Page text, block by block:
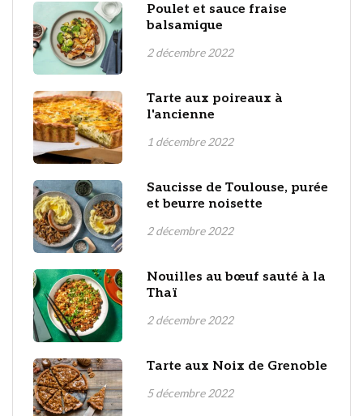
Poulet et sauce fraise
balsamique
2 décembre 2022
Tarte aux poireaux à
l'ancienne
1 décembre 2022
Saucisse de Toulouse, purée
et beurre noisette
2 décembre 2022
Nouilles au bœuf sauté à la
Thaï
2 décembre 2022
Tarte aux Noix de Grenoble
5 décembre 2022